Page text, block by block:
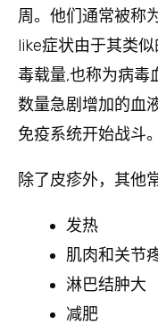
周。他们通常被称
like症状由于其类
毒载量,也称为病毒
数量急剧增加的血
免疫系统开始战斗。
除了皮疹外，其他
发热
肌肉和关节
淋巴结肿大
减肥